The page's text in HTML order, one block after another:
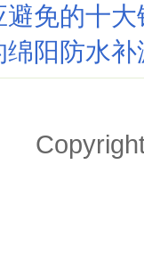
避免的十大
绵阳防水